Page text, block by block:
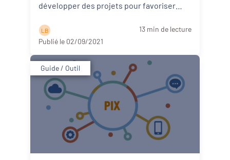
développer des projets pour favoriser
L B
13 min de lecture
Publié le 02/09/2021
Guide / Outil